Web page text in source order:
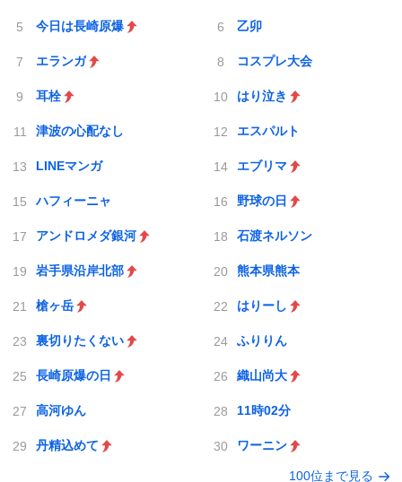
今日は長崎原爆 乙卯
エランガ コスプレ大会
耳栓 はり泣き
津波の心配なし エスパルト
LINEマンガ エブリマ
ハフィーニャ 野球の日
アンドロメダ銀河 石渡ネルソン
岩手県沿岸北部 熊本県熊本
槍ヶ岳 はりーし
裏切りたくない ふりりん
長崎原爆の日 織山尚大
高河ゆん 11時02分
丹精込めて ワーニン
100位まで見る